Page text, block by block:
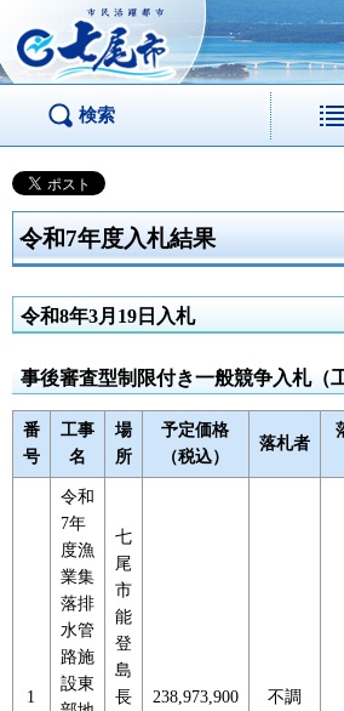
市民活躍都市 七尾
市
検索
令和7年度入札結果
令和8年3月19日入札
事後審査型制限付き一般競争入札（
番
号
工事
名
場
所
予定価格
（税込）
落札者
1
令和
7年
度漁
業集
落排
水管
路施
設東
七
尾
市
能
登
島
長
238,973,900 不調